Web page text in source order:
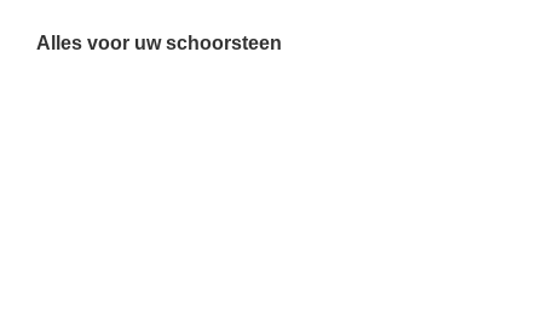
Alles voor uw schoorsteen